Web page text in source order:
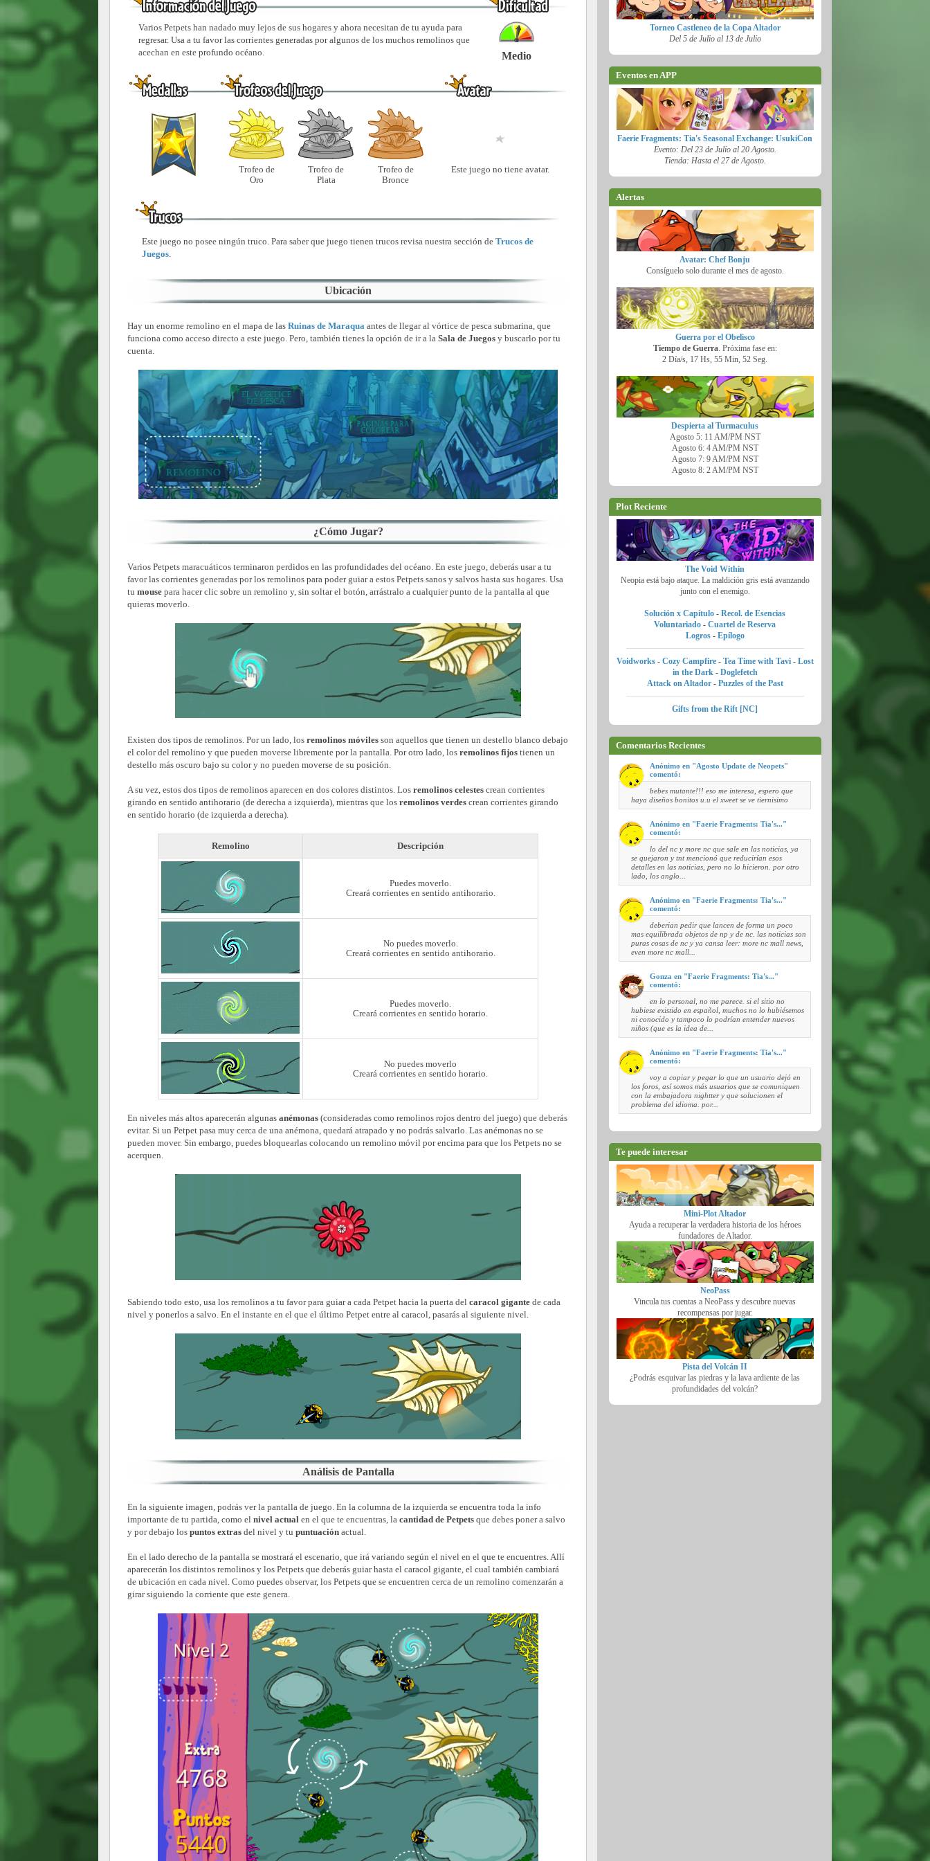
Varios Petpets han nadado muy lejos de sus hogares y ahora necesitan de tu ayuda para
regresar. Usa a tu favor las corrientes generadas por algunos de los muchos remolinos que
acechan en este profundo océano.
Medio
Trofeo de
Oro
Trofeo de
Plata
Trofeo de
Bronce
Este juego no tiene avatar.
Este juego no posee ningún truco. Para saber que juego tienen trucos revisa nuestra sección deTrucos de
Juegos.
Ubicación
Hay un enorme remolino en el mapa de las Ruinas de Maraqua antes de llegar al vórtice de pesca submarina, que
funciona como acceso directo a este juego. Pero, también tienes la opción de ir a la Sala de Juegos y buscarlo por tu
cuenta.
¿Cómo Jugar?
Varios Petpets maracuáticos terminaron perdidos en las profundidades del océano. En este juego, deberás usar a tu
favor las corrientes generadas por los remolinos para poder guiar a estos Petpets sanos y salvos hasta sus hogares. Usa
tu mouse para hacer clic sobre un remolino y, sin soltar el botón, arrástralo a cualquier punto de la pantalla al que
quieras moverlo.
Existen dos tipos de remolinos. Por un lado, los remolinos móviles son aquellos que tienen un destello blanco debajo
el color del remolino y que pueden moverse libremente por la pantalla. Por otro lado, los remolinos fijos tienen un
destello más oscuro bajo su color y no pueden moverse de su posición.
A su vez, estos dos tipos de remolinos aparecen en dos colores distintos. Los remolinos celestes crean corrientes
girando en sentido antihorario (de derecha a izquierda), mientras que los remolinos verdes crean corrientes girando
en sentido horario (de izquierda a derecha).
Remolino Descripción
Puedes moverlo.
Creará corrientes en sentido antihorario.
No puedes moverlo.
Creará corrientes en sentido antihorario.
Puedes moverlo.
Creará corrientes en sentido horario.
No puedes moverlo
Creará corrientes en sentido horario.
En niveles más altos aparecerán algunas anémonas (consideradas como remolinos rojos dentro del juego) que deberás
evitar. Si un Petpet pasa muy cerca de una anémona, quedará atrapado y no podrás salvarlo. Las anémonas no se
pueden mover. Sin embargo, puedes bloquearlas colocando un remolino móvil por encima para que los Petpets no se
acerquen.
Sabiendo todo esto, usa los remolinos a tu favor para guiar a cada Petpet hacia la puerta del caracol gigante de cada
nivel y ponerlos a salvo. En el instante en el que el último Petpet entre al caracol, pasarás al siguiente nivel.
Análisis de Pantalla
En la siguiente imagen, podrás ver la pantalla de juego. En la columna de la izquierda se encuentra toda la info
importante de tu partida, como el nivel actual en el que te encuentras, la cantidad de Petpets que debes poner a salvo
y por debajo los puntos extras del nivel y tu puntuación actual.
En el lado derecho de la pantalla se mostrará el escenario, que irá variando según el nivel en el que te encuentres. Allí
aparecerán los distintos remolinos y los Petpets que deberás guiar hasta el caracol gigante, el cual también cambiará
de ubicación en cada nivel. Como puedes observar, los Petpets que se encuentren cerca de un remolino comenzarán a
girar siguiendo la corriente que este genera.
Torneo Castleneo de la Copa Altador
Del 5 de Julio al 13 de Julio
Eventos en APP
Faerie Fragments: Tia's Seasonal Exchange: UsukiCon
Evento: Del 23 de Julio al 20 Agosto.
Tienda: Hasta el 27 de Agosto.
Alertas
Avatar: Chef Bonju
Consíguelo solo durante el mes de agosto.
Guerra por el Obelisco
Tiempo de Guerra. Próxima fase en:
2 Día/s, 17 Hs, 55 Min, 50 Seg.
Despierta al Turmaculus
Agosto 5: 11 AM/PM NST
Agosto 6: 4 AM/PM NST
Agosto 7: 9 AM/PM NST
Agosto 8: 2 AM/PM NST
Plot Reciente
The Void Within
Neopia está bajo ataque. La maldición gris está avanzando
junto con el enemigo.
Solución x Capítulo -Recol. de Esencias
Voluntariado -Cuartel de Reserva
Logros- Epílogo
Voidworks- Cozy Campfire - Tea Time with Tavi- Lost
in the Dark- Doglefetch
Attack on Altador- Puzzles of the Past
Gifts from the Rift [NC]
Comentarios Recientes
Anónimo en "Agosto Update de Neopets"
comentó:
bebes mutante!!! eso me interesa, espero que
haya diseños bonitos u.u el xweet se ve tiernisimo
Anónimo en "Faerie Fragments: Tia's..."
comentó:
lo del nc y more nc que sale en las noticias, ya
se quejaron y tnt mencionó que reducirían esos
detalles en las noticias, pero no lo hicieron. por otro
lado, los anglo...
Anónimo en "Faerie Fragments: Tia's..."
comentó:
deberian pedir que lancen de forma un poco
mas equilibrada objetos de np y de nc. las noticias son
puras cosas de nc y ya cansa leer: more nc mall news,
even more nc mall...
Gonza en "Faerie Fragments: Tia's..."
comentó:
en lo personal, no me parece. si el sitio no
hubiese existido en español, muchos no lo hubiésemos
ni conocido y tampoco lo podrían entender nuevos
niños (que es la idea de...
Anónimo en "Faerie Fragments: Tia's..."
comentó:
voy a copiar y pegar lo que un usuario dejó en
los foros, así somos más usuarios que se comuniquen
con la embajadora nightter y que solucionen el
problema del idioma. por...
Te puede interesar
Mini-Plot Altador
Ayuda a recuperar la verdadera historia de los héroes
fundadores de Altador.
NeoPass
Vincula tus cuentas a NeoPass y descubre nuevas
recompensas por jugar.
Pista del Volcán II
¿Podrás esquivar las piedras y la lava ardiente de las
profundidades del volcán?